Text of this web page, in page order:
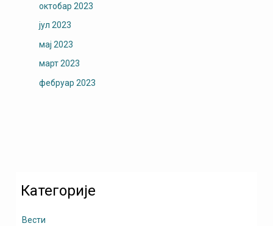
октобар 2023
јул 2023
мај 2023
март 2023
фебруар 2023
Категорије
Вести